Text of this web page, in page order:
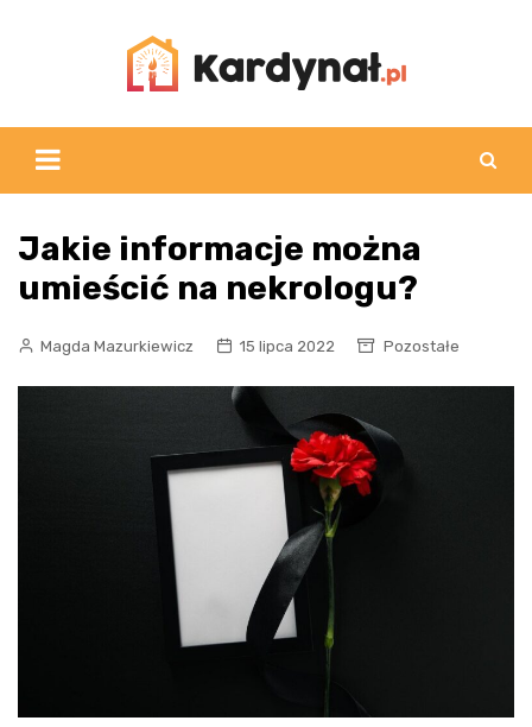
Jakie informacje można
umieścić na nekrologu?
Magda Mazurkiewicz 15 lipca 2022 Pozostałe